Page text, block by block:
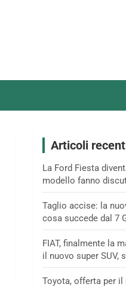
Articoli
La Ford Fiesta
modello fanno
Taglio accise: la
cosa succede dal 7
FIAT, finalmente la
il nuovo super SUV,
Toyota, offerta per